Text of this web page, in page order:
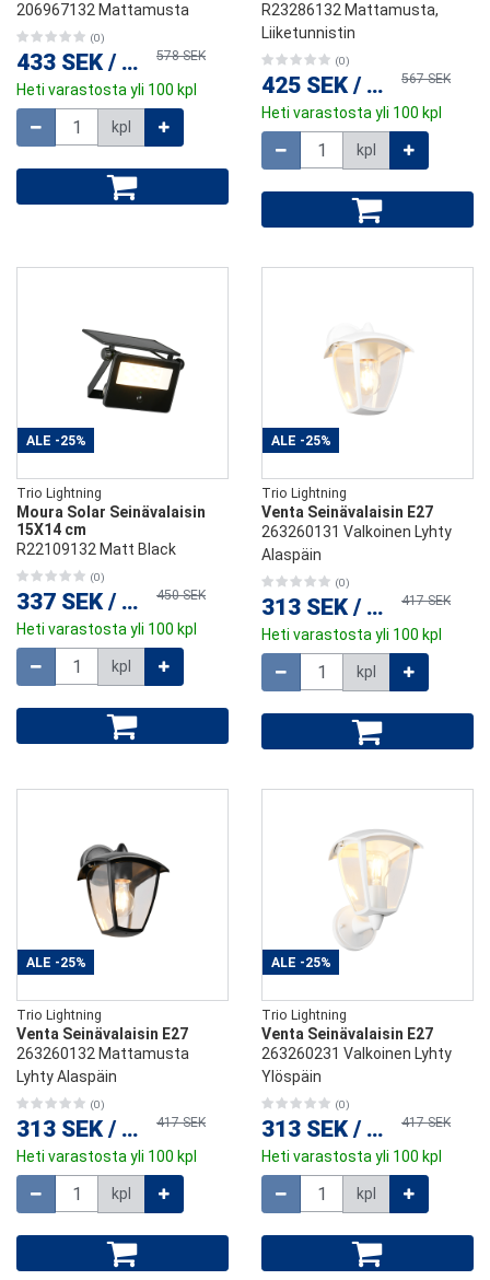
206967132 Mattamusta
(0)
433 SEK / kpl 578 SEK
Heti varastosta yli 100 kpl
kpl
R23286132 Mattamusta,
Liiketunnistin
(0)
425 SEK / kpl 567 SEK
Heti varastosta yli 100 kpl
kpl
ALE -25%
Trio Lightning
Moura Solar Seinävalaisin
15X14 cm
R22109132 Matt Black
(0)
337 SEK / kpl 450 SEK
Heti varastosta yli 100 kpl
kpl
ALE -25%
Trio Lightning
Venta Seinävalaisin E27
263260131 Valkoinen Lyhty
Alaspäin
(0)
313 SEK / kpl 417 SEK
Heti varastosta yli 100 kpl
kpl
ALE -25%
Trio Lightning
Venta Seinävalaisin E27
263260132 Mattamusta
Lyhty Alaspäin
(0)
313 SEK / kpl 417 SEK
Heti varastosta yli 100 kpl
kpl
ALE -25%
Trio Lightning
Venta Seinävalaisin E27
263260231 Valkoinen Lyhty
Ylöspäin
(0)
313 SEK / kpl 417 SEK
Heti varastosta yli 100 kpl
kpl